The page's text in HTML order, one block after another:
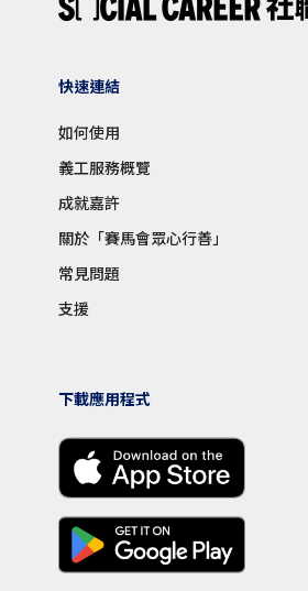
快速連結
如何使用
義工服務概覽
成就嘉許
關於「賽馬會眾心行善」
常見問題
支援
下載應用程式